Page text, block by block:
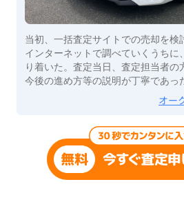
当初、一括査定サイトでの売却を検
インターネットで調べていくうちに
り着いた。査定当日、査定担当者の
今後の進め方等の説明が丁寧であっ
オー